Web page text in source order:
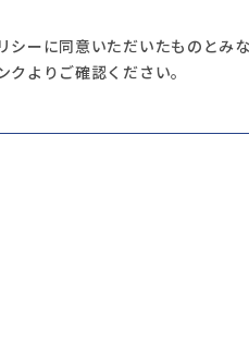
ーに同意いただいたものとみな
よりご確認ください。